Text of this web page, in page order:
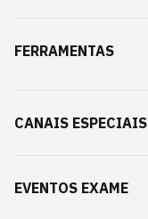
FERRAMENTAS
CANAIS ESPECIAIS
EVENTOS EXAME